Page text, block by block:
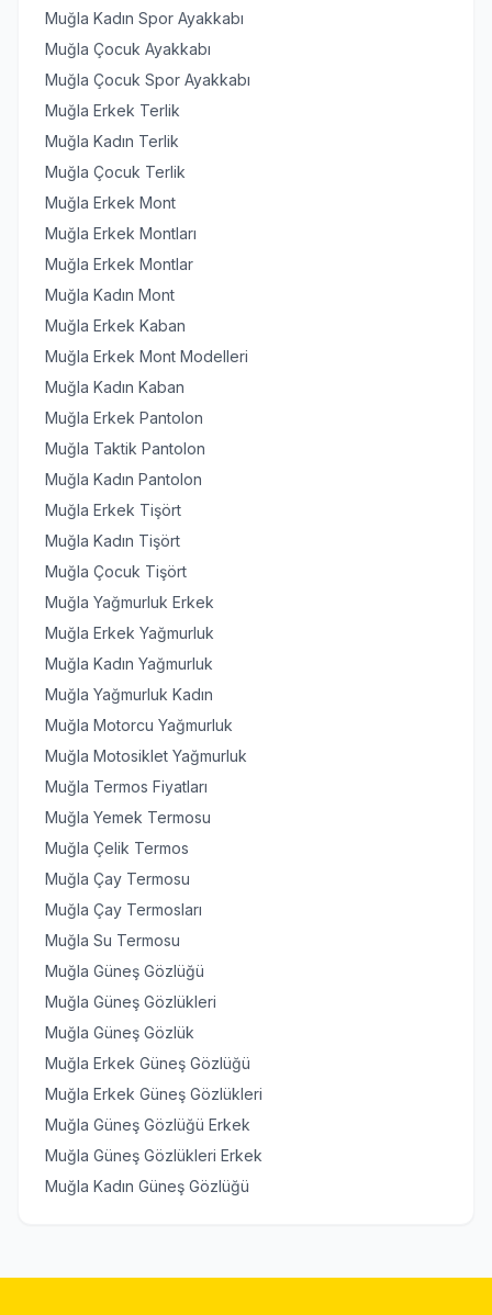
Muğla Kadın Spor Ayakkabı
Muğla Çocuk Ayakkabı
Muğla Çocuk Spor Ayakkabı
Muğla Erkek Terlik
Muğla Kadın Terlik
Muğla Çocuk Terlik
Muğla Erkek Mont
Muğla Erkek Montları
Muğla Erkek Montlar
Muğla Kadın Mont
Muğla Erkek Kaban
Muğla Erkek Mont Modelleri
Muğla Kadın Kaban
Muğla Erkek Pantolon
Muğla Taktik Pantolon
Muğla Kadın Pantolon
Muğla Erkek Tişört
Muğla Kadın Tişört
Muğla Çocuk Tişört
Muğla Yağmurluk Erkek
Muğla Erkek Yağmurluk
Muğla Kadın Yağmurluk
Muğla Yağmurluk Kadın
Muğla Motorcu Yağmurluk
Muğla Motosiklet Yağmurluk
Muğla Termos Fiyatları
Muğla Yemek Termosu
Muğla Çelik Termos
Muğla Çay Termosu
Muğla Çay Termosları
Muğla Su Termosu
Muğla Güneş Gözlüğü
Muğla Güneş Gözlükleri
Muğla Güneş Gözlük
Muğla Erkek Güneş Gözlüğü
Muğla Erkek Güneş Gözlükleri
Muğla Güneş Gözlüğü Erkek
Muğla Güneş Gözlükleri Erkek
Muğla Kadın Güneş Gözlüğü